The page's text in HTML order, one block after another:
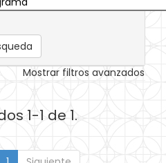
Mostrar filtros avanzados
1-1 de 1.